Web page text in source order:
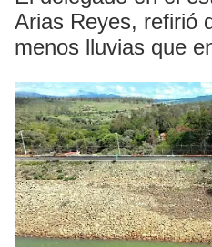
Arias Reyes, refirió
menos lluvias que